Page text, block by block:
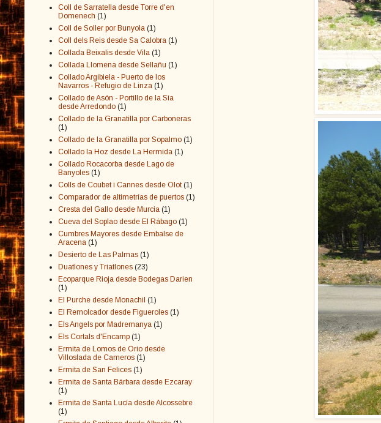
Coll de Sarratella desde Torre d'en
Domenech (1)
Coll de Soller por Bunyola (1)
Coll dels Reis desde Sa Calobra (1)
Collada Beixalis desde Vila (1)
Collada Llomena desde Sellañu (1)
Collado Argibiela - Puerto de los
Navarros - Refugio de Linza (1)
Collado de Asón - Portillo de la Sía
desde Arredondo (1)
Collado de la Granatilla por Carboneras
(1)
Collado de la Granatilla por Sopalmo (1)
Collado la Hoz desde La Hermida (1)
Collado Rocacorba desde Lago de
Banyoles (1)
Colls de Coubet i Cannes desde Olot (1)
Comparador de altimetrías de puertos (1)
Cresta del Gallo desde Murcia (1)
Cueva del Soplao desde El Rábago (1)
Cumbres Mayores desde Embalse de
Aracena (1)
Desierto de Las Palmas (1)
Duatlones y Triatlones (23)
Ecoparque Rioja desde Bodegas Darien
(1)
El Purche desde Monachil (1)
El Remolcador desde Figueroles (1)
Els Angels por Madremanya (1)
Els Cortals d'Encamp (1)
Ermita de Lomos de Orio desde
Villoslada de Cameros (1)
Ermita de San Felices (1)
Ermita de Santa Bárbara desde Ezcaray
(1)
Ermita de Santa Lucía desde Alcossebre
(1)